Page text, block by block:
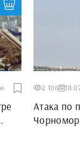
2 106
Атака по